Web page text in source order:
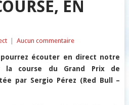
EN
Aucun commentaire
écouter en direct notre
la course du Grand Prix de
par Sergio Pérez (Red Bull –